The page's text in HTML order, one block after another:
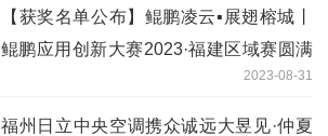
【获奖名单公布】鲲鹏凌云▪展翅榕城丨
鲲鹏应用创新大赛2023·福建区域赛圆满
2023-08-31
福州日立中央空调携众诚远大昱见·仲夏